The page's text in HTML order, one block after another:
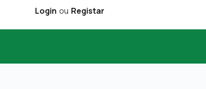
Login ou Registar